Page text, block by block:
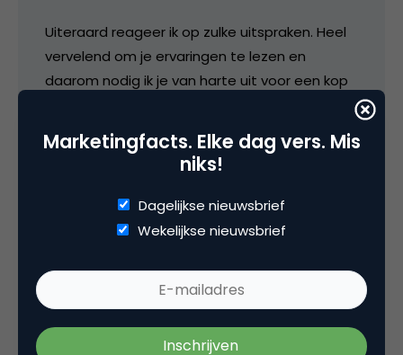
Uiteraard reageer ik op zulke uitspraken. Heel
vervelend om je ervaringen te lezen en
daarom nodig ik je van harte uit voor een kop
AdLINk allemaal bezig zijn en wat er allemaal is
veranderd of nog zal veranderen.
Ik ben vanuit Radio 538 jaren klant geweest en
sommige zaken kunnen inderdaad ook nog
verbeterd worden. Daar werken wij met zijn
allen aan, elke dag!!
Groet, René Zeedijk
Marketingfacts. Elke dag vers. Mis
niks!
Dagelijkse nieuwsbrief
Wekelijkse nieuwsbrief